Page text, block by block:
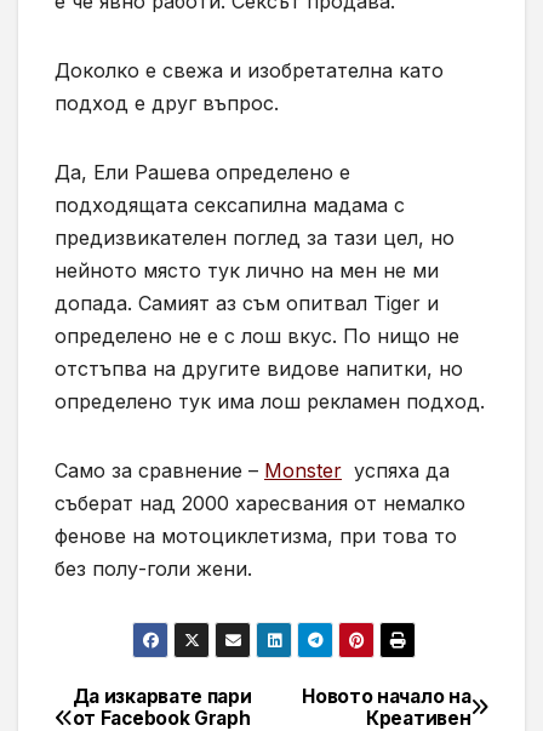
Доколко е свежа и изобретателна като
подход е друг въпрос.
Да, Ели Рашева определено е
подходящата сексапилна мадама с
предизвикателен поглед за тази цел, но
нейното място тук лично на мен не ми
допада. Самият аз съм опитвал Tiger и
определено не е с лош вкус. По нищо не
отстъпва на другите видове напитки, но
определено тук има лош рекламен подход.
Само за сравнение – Monster успяха да
съберат над 2000 харесвания от немалко
фенове на мотоциклетизма, при това то
без полу-голи жени.
Навигация
Новото начало на
Креативен
Да изкарвате пари
от Facebook Graph